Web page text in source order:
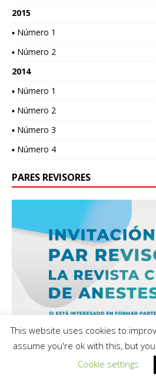
2015
▪ Número 1
▪ Número 2
2014
▪ Número 1
▪ Número 2
▪ Número 3
▪ Número 4
PARES REVISORES
This website uses cookies to
assume you're ok with this, but
Cookie settings